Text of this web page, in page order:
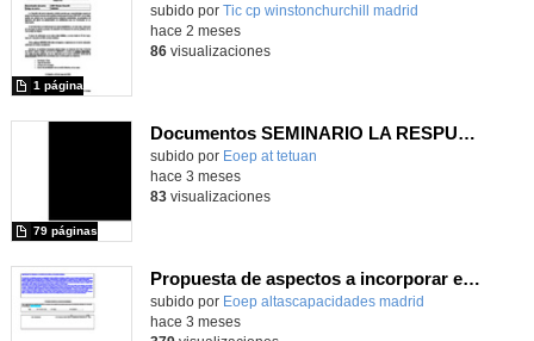
subido por Tic cp winstonchurchill madrid
1 página
hace 2 meses
86visualizaciones
Documentos SEMINARIO LA RESPUESTA INCLUSIVA A LAS DIFICULTADES DE INTEGRACIÓN SENSORIAL EN LAS ESCUELAS INFANTILES I
Contenido educativo.
subido por Eoep at tetuan
79 páginas
hace 3 meses
83visualizaciones
Propuesta de aspectos a incorporar en Informe psicopedagógico según el Anexo I del Decreto 23/23.
subido por Eoep altascapacidades madrid
hace 3 meses